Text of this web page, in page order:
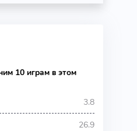
10 играм в этом
3.8
26.9